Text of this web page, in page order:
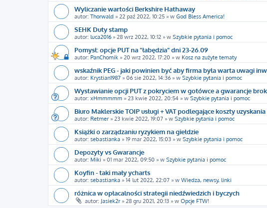
Wyliczanie wartości Berkshire Hathaway
autor: Thorwald » 22 paź 2022, 10:25 » w God Bless America!
SEHK Duty stamp
autor: luca2016 » 28 wrz 2022, 10:12 » w Szybkie pytania i pomoc
Pomysł: opcje PUT na "łabędzia" dni 23-26.09
autor: PanChomik » 20 wrz 2022, 17:20 » w Kosz na zużyte tematy
wskaźnik PEG - jaki powinien być aby firma była warta uwagi
autor: Krystian1987 » 06 sie 2022, 14:36 » w Szybkie pytania i pomoc
Wystawianie opcji PUT z pokryciem w gotówce a gwarancje
autor: xHmmmmm » 23 kwie 2022, 20:54 » w Szybkie pytania i pomoc
Biuro Maklerskie TOIP usługi + VAT podlegające koszty
autor: Retmer » 23 kwie 2022, 19:07 » w Szybkie pytania i pomoc
Książki o zarządzaniu ryzykiem na giełdzie
autor: sebastianka » 19 mar 2022, 15:03 » w Szybkie pytania i pomoc
Depozyty vs Gwarancje
autor: Miki » 01 mar 2022, 09:50 » w Szybkie pytania i pomoc
Koyfin - taki mały ycharts
autor: sebastianka » 14 lut 2022, 22:07 » w Wiedza, newsy, linki
różnica w opłacalności strategii niedźwiedzich i byczych
autor: Jasiek2r » 28 gru 2021, 20:13 » w Opcje FTW!